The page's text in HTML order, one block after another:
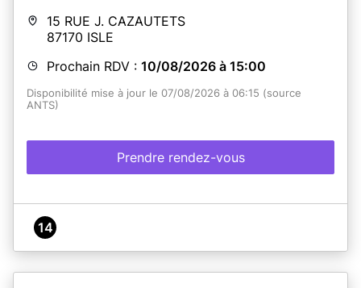
15 RUE J. CAZAUTETS
87170 ISLE
Prochain RDV : 10/08/2026 à 15:00
Disponibilité mise à jour le 07/08/2026 à 06:15 (source
ANTS)
Prendre rendez-vous
14